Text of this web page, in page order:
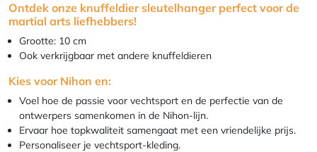
Ontdek onze knuffeldier sleutelhanger perfect voor de
martial arts liefhebbers!
Grootte: 10 cm
Ook verkrijgbaar met andere knuffeldieren
Kies voor Nihon en:
Voel hoe de passie voor vechtsport en de perfectie van de
ontwerpers samenkomen in de Nihon-lijn.
Ervaar hoe topkwaliteit samengaat met een vriendelijke prijs.
Personaliseer je vechtsport-kleding.